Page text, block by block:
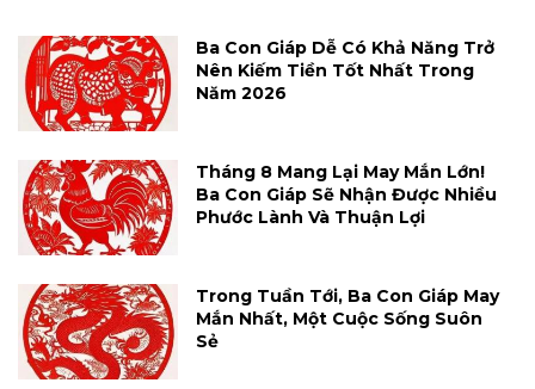
Ba Con Giáp Dễ Có Khả Năng Trở
Nên Kiếm Tiền Tốt Nhất Trong
Năm 2026
Tháng 8 Mang Lại May Mắn Lớn!
Ba Con Giáp Sẽ Nhận Được Nhiều
Phước Lành Và Thuận Lợi
Trong Tuần Tới, Ba Con Giáp May
Mắn Nhất, Một Cuộc Sống Suôn
Sẻ